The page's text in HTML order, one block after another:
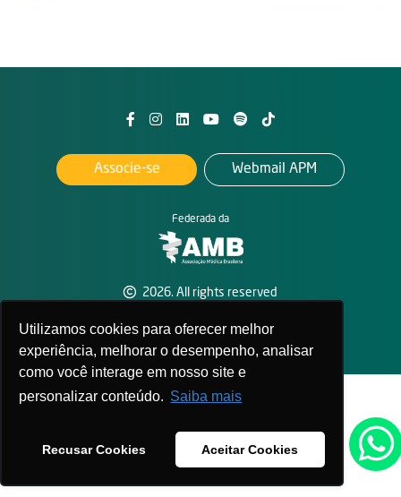
Utilizamos cookies para oferecer melhor
experiência, melhorar o desempenho, analisar
como você interage em nosso site e
personalizar conteúdo. Saiba mais
Recusar Cookies Aceitar Cookies
2026. All rights reserved
Política de privacidade
Federada da
Associe-se Webmail APM